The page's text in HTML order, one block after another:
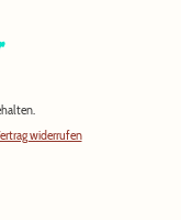
widerrufen